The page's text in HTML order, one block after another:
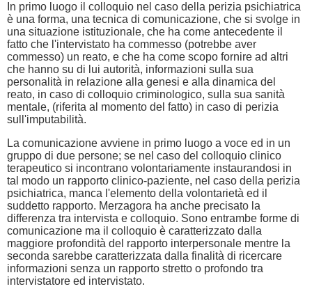
In primo luogo il colloquio nel caso della perizia psichiatrica
è una forma, una tecnica di comunicazione, che si svolge in
una situazione istituzionale, che ha come antecedente il
fatto che l'intervistato ha commesso (potrebbe aver
commesso) un reato, e che ha come scopo fornire ad altri
che hanno su di lui autorità, informazioni sulla sua
personalità in relazione alla genesi e alla dinamica del
reato, in caso di colloquio criminologico, sulla sua sanità
mentale, (riferita al momento del fatto) in caso di perizia
sull'imputabilità.
La comunicazione avviene in primo luogo a voce ed in un
gruppo di due persone; se nel caso del colloquio clinico
terapeutico si incontrano volontariamente instaurandosi in
tal modo un rapporto clinico-paziente, nel caso della perizia
psichiatrica, manca l'elemento della volontarietà ed il
suddetto rapporto. Merzagora ha anche precisato la
differenza tra intervista e colloquio. Sono entrambe forme di
comunicazione ma il colloquio è caratterizzato dalla
maggiore profondità del rapporto interpersonale mentre la
seconda sarebbe caratterizzata dalla finalità di ricercare
informazioni senza un rapporto stretto o profondo tra
intervistatore ed intervistato.